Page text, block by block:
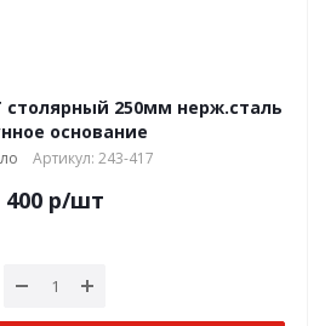
250мм нерж.сталь
основание
Артикул: 243-417
400р/шт